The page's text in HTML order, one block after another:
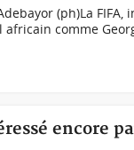
(ph)La
comme
encore